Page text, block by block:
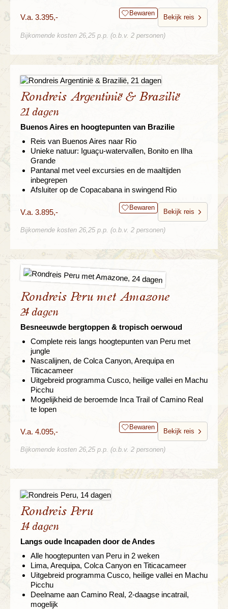
V.a. 3.395,- Bewaren
Bekijk reis
Bijkomende kosten 26,25 p.p. (o.b.v. 2 personen)
Rondreis Argentinië & Brazilië
21 dagen
Buenos Aires en hoogtepunten van Brazilie
Reis van Buenos Aires naar Rio
Unieke natuur: Iguaçu-watervallen, Bonito en Ilha
Grande
Pantanal met veel excursies en de maaltijden
inbegrepen
Afsluiter op de Copacabana in swingend Rio
V.a. 3.895,- Bewaren
Bekijk reis
Bijkomende kosten 26,25 p.p. (o.b.v. 2 personen)
Rondreis Peru met Amazone
24 dagen
Besneeuwde bergtoppen & tropisch oerwoud
Complete reis langs hoogtepunten van Peru met
jungle
Nascalijnen, de Colca Canyon, Arequipa en
Titicacameer
Uitgebreid programma Cusco, heilige vallei en Machu
Picchu
Mogelijkheid de beroemde Inca Trail of Camino Real
te lopen
V.a. 4.095,- Bewaren
Bekijk reis
Bijkomende kosten 26,25 p.p. (o.b.v. 2 personen)
Rondreis Peru
14 dagen
Langs oude Incapaden door de Andes
Alle hoogtepunten van Peru in 2 weken
Lima, Arequipa, Colca Canyon en Titicacameer
Uitgebreid programma Cusco, heilige vallei en Machu
Picchu
Deelname aan Camino Real, 2-daagse incatrail,
mogelijk